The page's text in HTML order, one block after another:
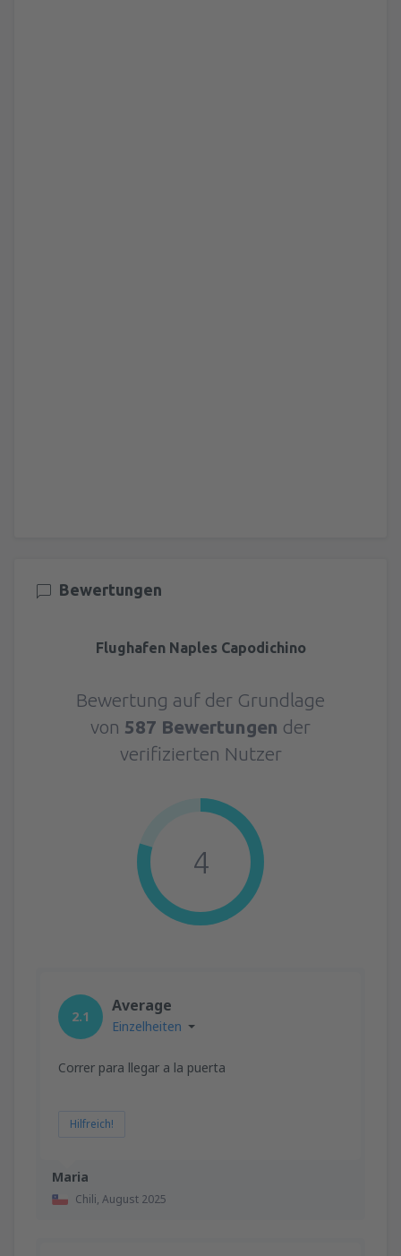
Bewertungen
Flughafen Naples Capodichino
Bewertung auf der Grundlage
von 587 Bewertungen der
verifizierten Nutzer
4
Maria
Chili, August 2025
2.1
Average
Einzelheiten
Correr para llegar a la puerta
Hilfreich!